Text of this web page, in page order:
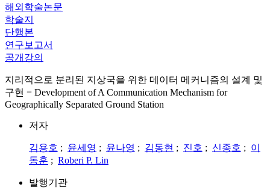
해외학술논문
학술지
단행본
연구보고서
공개강의
지리적으로 분리된 지상국을 위한 데이터 메커니즘의 설계 및
구현 = Development of A Communication Mechanism for
Geographically Separated Ground Station
저자
김용호 ; 윤세영 ; 윤나영 ; 김동현 ; 진호 ; 신종호 ; 이
동훈 ; Roberi P. Lin
발행기관